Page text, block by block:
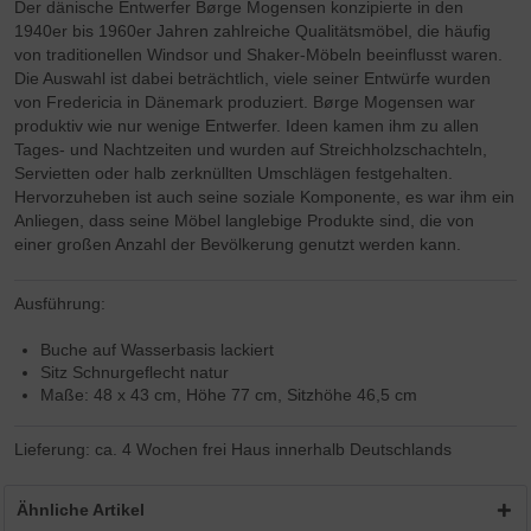
Der dänische Entwerfer Børge Mogensen konzipierte in den
1940er bis 1960er Jahren zahlreiche Qualitätsmöbel, die häufig
von traditionellen Windsor und Shaker-Möbeln beeinflusst waren.
Die Auswahl ist dabei beträchtlich, viele seiner Entwürfe wurden
von Fredericia in Dänemark produziert. Børge Mogensen war
produktiv wie nur wenige Entwerfer. Ideen kamen ihm zu allen
Tages- und Nachtzeiten und wurden auf Streichholzschachteln,
Servietten oder halb zerknüllten Umschlägen festgehalten.
Hervorzuheben ist auch seine soziale Komponente, es war ihm ein
Anliegen, dass seine Möbel langlebige Produkte sind, die von
einer großen Anzahl der Bevölkerung genutzt werden kann.
Ausführung:
Buche auf Wasserbasis lackiert
Sitz Schnurgeflecht natur
Maße: 48 x 43 cm, Höhe 77 cm, Sitzhöhe 46,5 cm
Lieferung: ca. 4 Wochen frei Haus innerhalb Deutschlands
Ähnliche Artikel